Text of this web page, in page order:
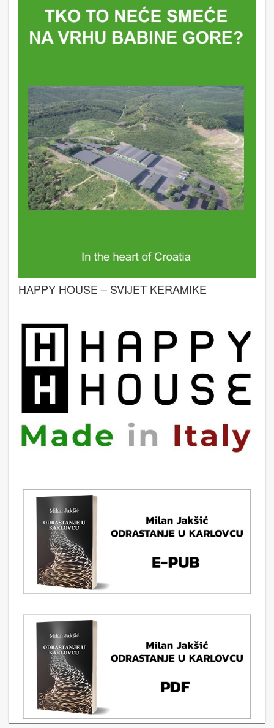
HAPPY HOUSE – SVIJET KERAMIKE